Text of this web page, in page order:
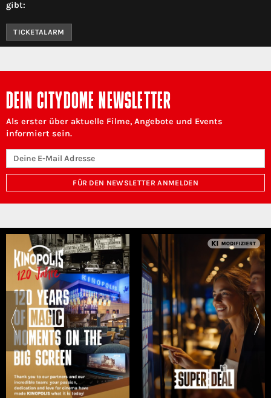
gibt:
TICKETALARM
DEIN CITYDOME NEWSLETTER
Als erster über aktuelle Filme, Angebote und Events
informiert sein.
FÜR DEN NEWSLETTER ANMELDEN